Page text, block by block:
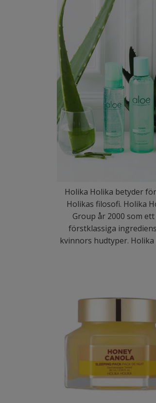
Holika Holika betyder
Holikas filosofi. Holika
Group år 2000 som
förstklassiga
kvinnors hudtyper.